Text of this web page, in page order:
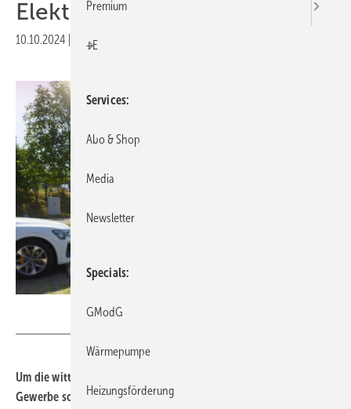
Elektrifizierung
10.10.2024 Druckvorschau
Um die witty-share-Ladestationen für Mehrfamilienhäuser und
Gewerbe software-seitig sicher bedienbar zu machen, ist Hager
Premium
+E
Services
Abo & Shop
Media
Newsletter
Specials
GModG
Wärmepumpe
Heizungsförderung